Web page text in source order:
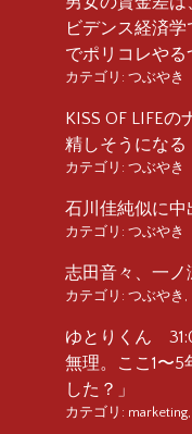
ビデンス経済
でポリコレやる
カテゴリ: つぶやき
KISS OF LIFE
精しそうになる
カテゴリ: つぶやき
石川佳純似に中
カテゴリ: つぶやき
志田音々、一ノ
カテゴリ: つぶやき
ゆとりくん
無理。ここ1〜
した？」
カテゴリ: marketing